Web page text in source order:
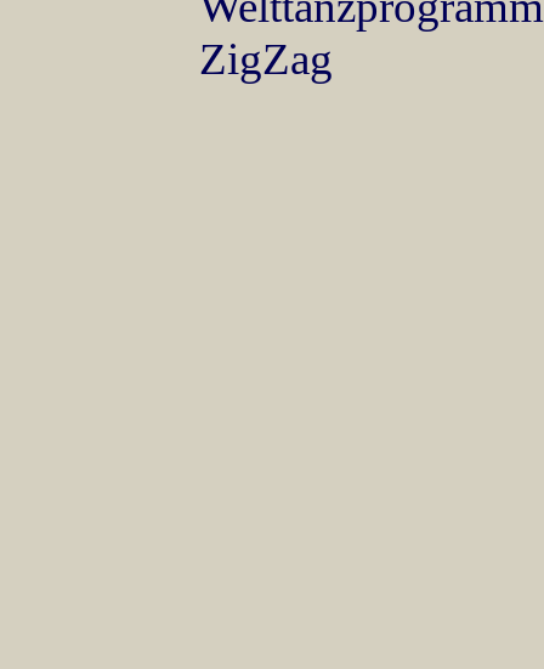
ZigZag